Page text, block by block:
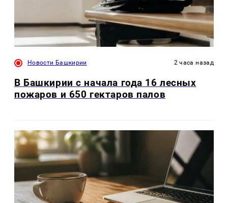
Новости Башкирии 2 часа назад
В Башкирии с начала года 16 лесных
пожаров и 650 гектаров палов